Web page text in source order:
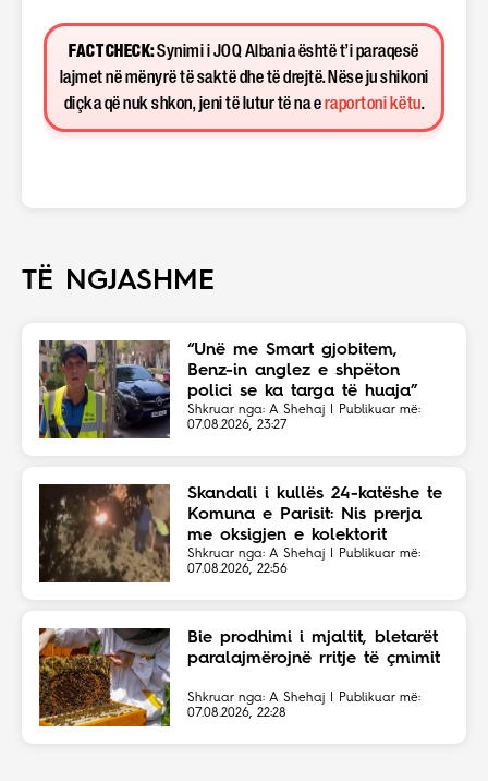
FACT CHECK:Synimi i JOQ Albania është t’i paraqesë
lajmet në mënyrë të saktë dhe të drejtë. Nëse ju shikoni
diçka që nuk shkon, jeni të lutur të na e raportoni këtu.
TË NGJASHME
“Unë me Smart gjobitem,
Benz-in anglez e shpëton
polici se ka targa të huaja”
Shkruar nga: A Shehaj | Publikuar më:
07.08.2026, 23:27
Skandali i kullës 24-katëshe te
Komuna e Parisit: Nis prerja
me oksigjen e kolektorit
magjistral në fshehtësi
Shkruar nga: A Shehaj | Publikuar më:
07.08.2026, 22:56
Bie prodhimi i mjaltit, bletarët
paralajmërojnë rritje të çmimit
Shkruar nga: A Shehaj | Publikuar më:
07.08.2026, 22:28